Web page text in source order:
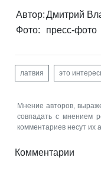
Автор:Дмитрий
Фото:
пресс-фото
латвия это
Мнение авторов,
совпадать с мнением
комментариев несут их
Комментарии